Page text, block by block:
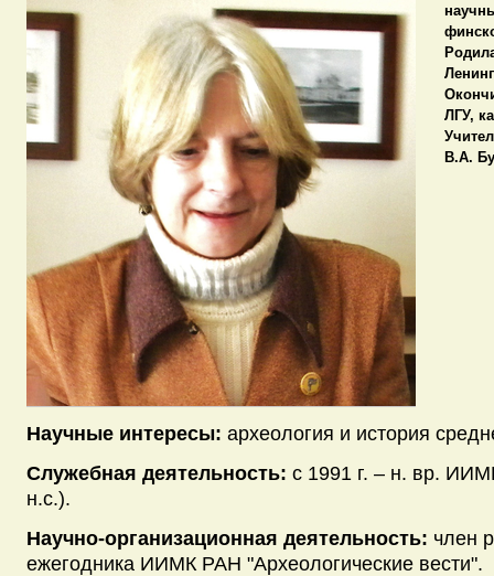
ЛГУ,
В.А.
Научные интересы: археология и история
Служебная деятельность: с 1991 г. – н. вр.
н.с.).
Научно-организационная деятельность: член
ежегодника ИИМК РАН "Археологические вести".